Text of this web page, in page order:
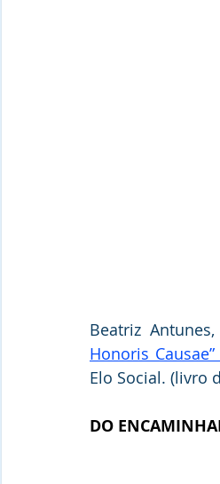
Beatriz
Honoris
Elo Social. (livro
DO